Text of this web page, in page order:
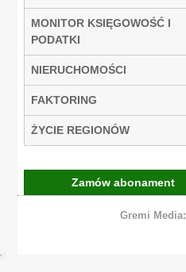
MONITOR KSIĘGOWOŚĆ I
PODATKI
NIERUCHOMOŚCI
FAKTORING
ŻYCIE REGIONÓW
Zamów abonament
Gremi Media: